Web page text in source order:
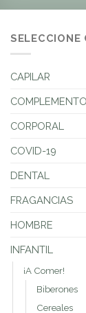
SELECCIONE
CAPILAR
CORPORAL
COVID-19
DENTAL
FRAGANCIAS
HOMBRE
INFANTIL
¡A Comer!
Biberones
Cereales